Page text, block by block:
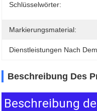
Schlüsselwörter:
Markierungsmaterial:
Dienstleistungen Nach
Beschreibung Des
Beschreibung